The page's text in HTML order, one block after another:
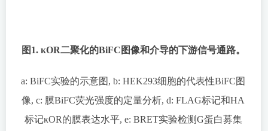
图1. κOR二聚化的BiFC图像和介导的下游信号通路。
a: BiFC实验的示意图, b: HEK293细胞的代表性BiFC图
像, c: 膜BiFC荧光强度的定量分析, d: FLAG标记和HA
标记κOR的膜表达水平, e: BRET实验检测G蛋白募集